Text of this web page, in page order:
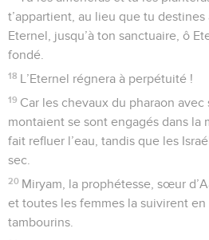
t’appartient, au lieu que tu
Eternel, jusqu’à ton sanctuaire, ô
fondé.
18 L’Eternel régnera à perpétuité !
19 Car les chevaux du pharaon
montaient se sont engagés dans la
fait refluer l’eau, tandis que les
sec.
20 Miryam, la prophétesse, sœur
et toutes les femmes la suivirent
tambourins.